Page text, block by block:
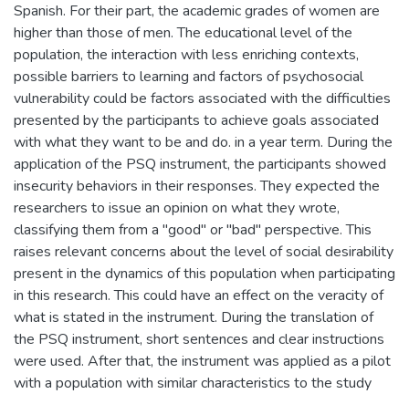
Spanish. For their part, the academic grades of women are
higher than those of men. The educational level of the
population, the interaction with less enriching contexts,
possible barriers to learning and factors of psychosocial
vulnerability could be factors associated with the difficulties
presented by the participants to achieve goals associated
with what they want to be and do. in a year term. During the
application of the PSQ instrument, the participants showed
insecurity behaviors in their responses. They expected the
researchers to issue an opinion on what they wrote,
classifying them from a "good" or "bad" perspective. This
raises relevant concerns about the level of social desirability
present in the dynamics of this population when participating
in this research. This could have an effect on the veracity of
what is stated in the instrument. During the translation of
the PSQ instrument, short sentences and clear instructions
were used. After that, the instrument was applied as a pilot
with a population with similar characteristics to the study